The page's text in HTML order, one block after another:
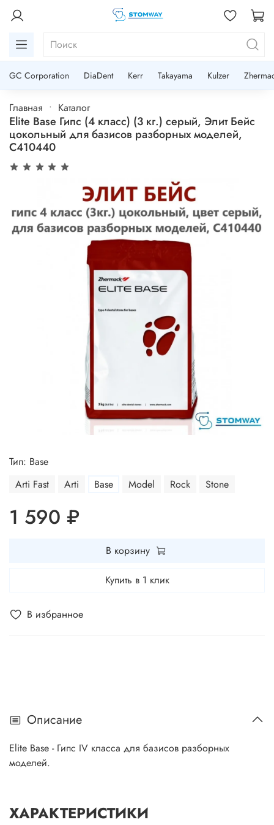
GC Corporation DiaDent Kerr Takayama Kulzer
Главная Каталог
Elite Base Гипс (4 класс) (3 кг.) серый, Элит Бейс
цокольный для базисов разборных моделей,
C410440
В избранное
Тип: Base
Arti Fast
Arti Base Model Rock Stone
1 590 ₽
В корзину
Купить в 1 клик
Описание
Elite Base - Гипс IV класса для базисов разборных
моделей.
ХАРАКТЕРИСТИКИ